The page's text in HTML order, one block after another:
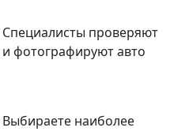
Специалисты проверяют
и фотографируют авто
Выбираете наиболее